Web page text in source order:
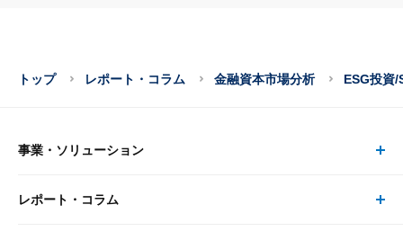
トップ レポート・コラム 金融資本市場分析 ESG投資/
事業・ソリューション
事業・ソリューション トップ
レポート・コラム